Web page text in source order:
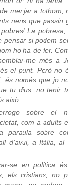
menjar a tothom,
nens que passin
La pobresa,
pensar si podem
ho ha de fer.
me més a
el punt. Però no
és només que jo
tu dius: no tenir
això.
sobre el
com a adults
paraula sobre
d’avui, a Itàlia, al
se en política
els cristians, no